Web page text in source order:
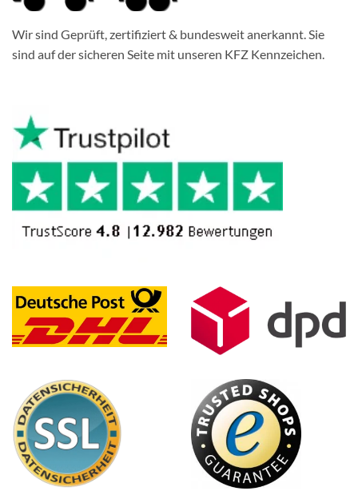
Wir sind Geprüft, zertifiziert & bundesweit anerkannt. Sie
sind auf der sicheren Seite mit unseren KFZ Kennzeichen.